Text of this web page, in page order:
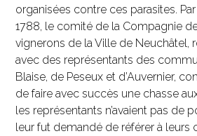
organisées contre ces parasites.
1788, le comité de la Compagnie
vignerons de la Ville de Neuchâtel,
avec des représentants des
Blaise, de Peseux et d’Auvernier,
de faire avec succès une chasse
les représentants n’avaient pas de
leur fut demandé de référer à leurs